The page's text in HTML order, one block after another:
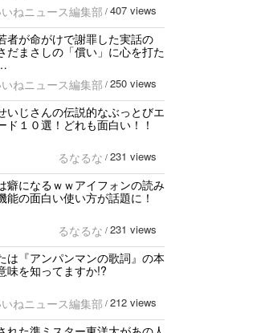
ねニュース編集部 / 407 views
者が命がけで謝罪した実話の
だまさしの「償い」に心を打た
ねニュース編集部 / 250 views
いじさんの伝説的なぶっとびエ
ド１０選！どれも面白い！！
るなるな / 231 views
癖になるｗｗアイフォンの読み
能の面白い使い方が話題に！
るなるな / 231 views
は『アンパンマンの歌詞』の本
味を知ってますか!?
ねニュース編集部 / 212 views